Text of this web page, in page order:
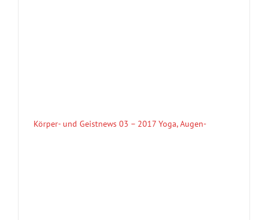
Körper- und Geistnews 03 – 2017 Yoga, Augen-